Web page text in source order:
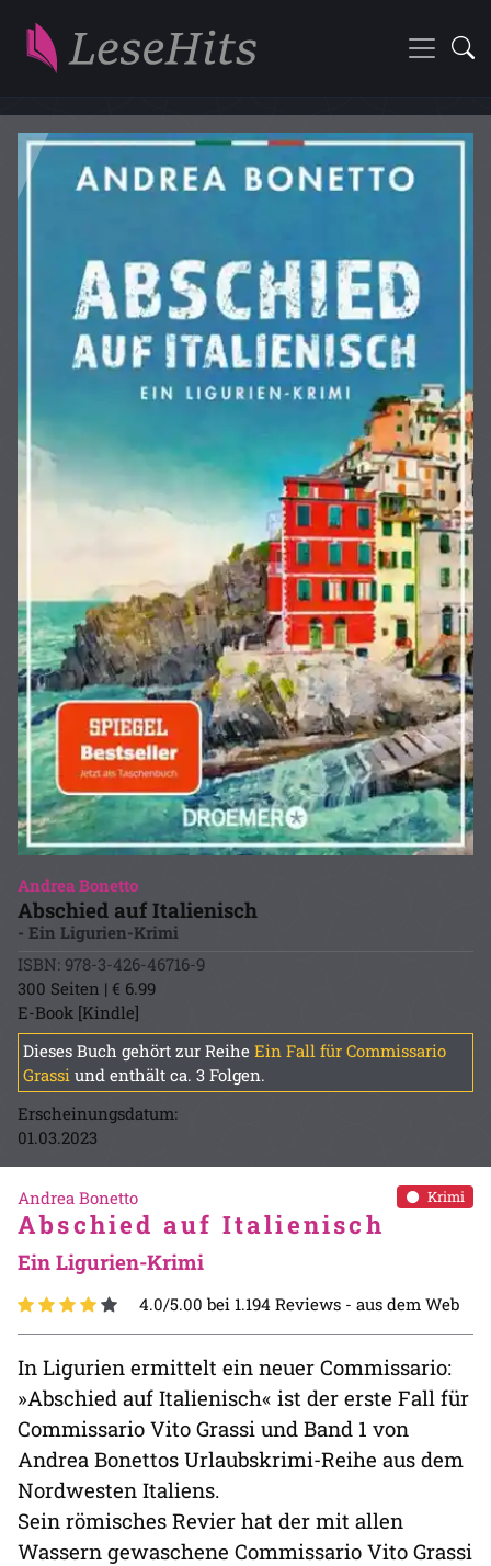
Andrea Bonetto
Abschied auf Italienisch
- Ein Ligurien-Krimi
ISBN: 978-3-426-46716-9
300 Seiten | € 6.99
E-Book [Kindle]
Dieses Buch gehört zur Reihe Ein Fall für Commissario
Grassi und enthält ca. 3 Folgen.
Erscheinungsdatum:
01.03.2023
Krimi
Andrea Bonetto
Abschied auf Italienisch
Ein Ligurien-Krimi
4.0/5.00 bei 1.194 Reviews - aus dem Web
In Ligurien ermittelt ein neuer Commissario:
»Abschied auf Italienisch« ist der erste Fall für
Commissario Vito Grassi und Band 1 von
Andrea Bonettos Urlaubskrimi-Reihe aus dem
Nordwesten Italiens.
Sein römisches Revier hat der mit allen
Wassern gewaschene Commissario Vito Grassi